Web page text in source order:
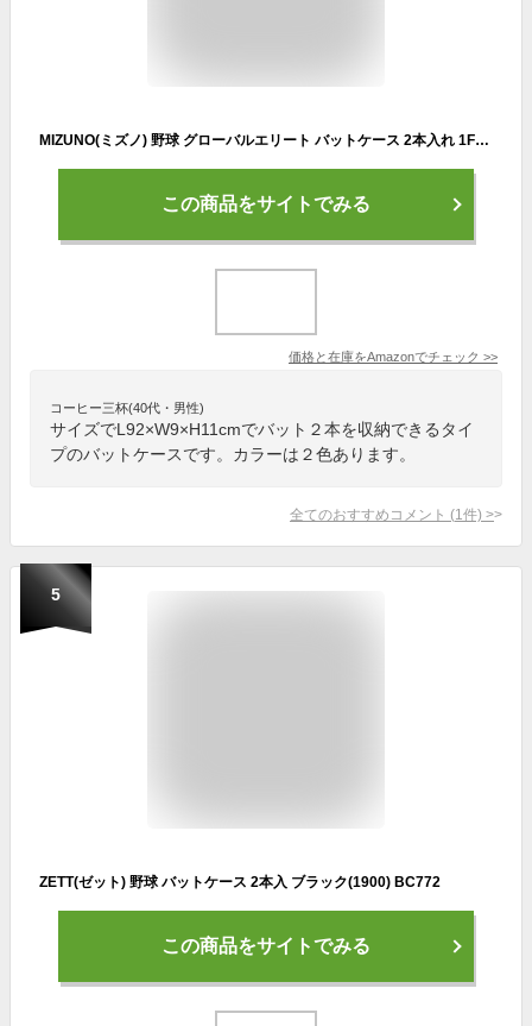
MIZUNO(ミズノ) 野球 グローバルエリート バットケース 2本入れ 1FJT2412 91:ブラック×グレー
この商品をサイトでみる
価格と在庫をAmazonでチェック >>
コーヒー三杯(40代・男性)
サイズでL92×W9×H11cmでバット２本を収納できるタイ
プのバットケースです。カラーは２色あります。
全てのおすすめコメント (1 件) >
5
ZETT(ゼット) 野球 バットケース 2本入 ブラック(1900) BC772
この商品をサイトでみる